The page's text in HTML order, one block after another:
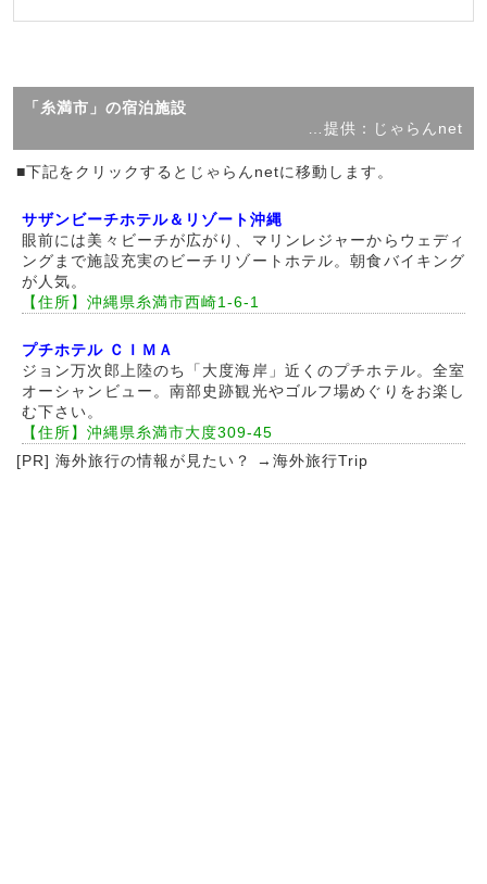
「糸満市」の宿泊施設
…提供：じゃらんnet
■下記をクリックするとじゃらんnetに移動します。
サザンビーチホテル＆リゾート沖縄
眼前には美々ビーチが広がり、マリンレジャーからウェディ
ングまで施設充実のビーチリゾートホテル。朝食バイキング
が人気。
【住所】沖縄県糸満市西崎1-6-1
プチホテル ＣＩＭＡ
ジョン万次郎上陸のち「大度海岸」近くのプチホテル。全室
オーシャンビュー。南部史跡観光やゴルフ場めぐりをお楽し
む下さい。
【住所】沖縄県糸満市大度309-45
[PR] 海外旅行の情報が見たい？ → 海外旅行Trip